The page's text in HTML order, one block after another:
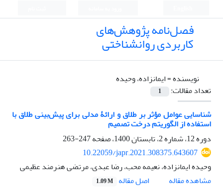
فصل‌نامه پژوهش‌های
کاربردی روانشناختی
نویسنده =ایمانزاده، وحیده
تعداد مقالات:
1
شناسایی عوامل مؤثر بر طلاق و ارائۀ مدلی برای پیش‌بینی طلاق با
استفاده از الگوریتم درخت تصمیم
دوره 12، شماره 2، تابستان 1400، صفحه
247-263
10.22059/japr.2021.308375.643607
وحیده ایمانزاده، نعیمه محب، رضا عبدی، مرتضی هنرمند عظیمی
مشاهده مقاله
اصل مقاله 1.09 M